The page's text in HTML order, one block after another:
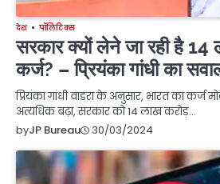
देश पॉलिटिक्स
सरकार क्यों लेने जा रही है 14
कर्ज? – प्रियंका गांधी का
प्रियंका गांधी वाडरा के अनुसार, भारत का कर्ज
अत्यधिक बढ़ा, सरकार को 14 लाख करोड़…
byJP Bureau 30/03/2024